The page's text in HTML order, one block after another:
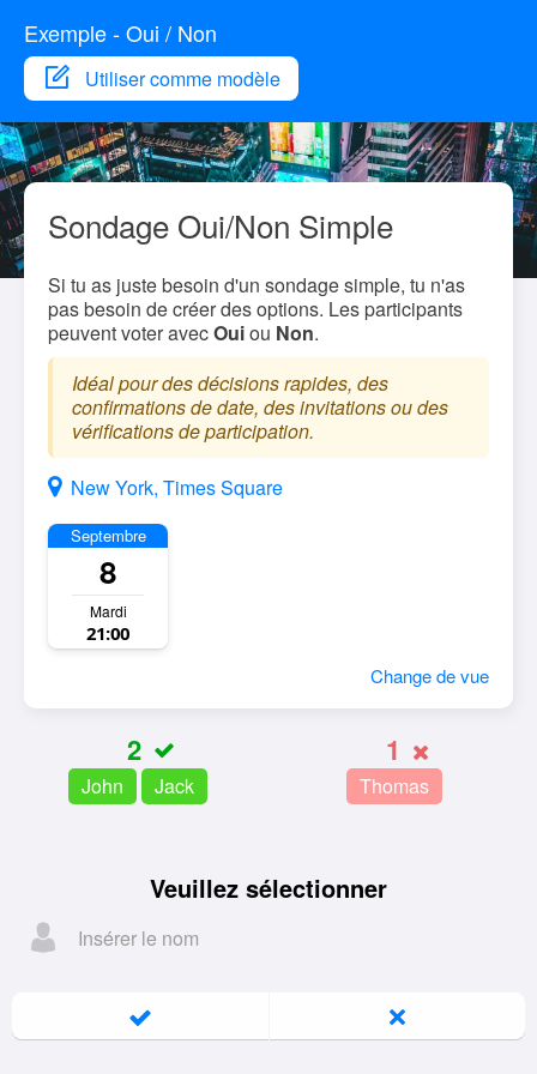
Exemple - Oui / Non
Utiliser comme modèle
Sondage Oui/Non Simple
Si tu as juste besoin d'un sondage simple, tu n'as
pas besoin de créer des options. Les participants
peuvent voter avecOuiou Non.
Idéal pour des décisions rapides, des
confirmations de date, des invitations ou des
vérifications de participation.
New York, Times Square
Septembre
8
Mardi
21:00
Change de vue
2
John Jack
1
Thomas
Veuillez sélectionner